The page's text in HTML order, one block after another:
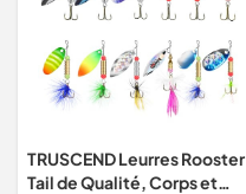
TRUSCEND Leurres Rooster
Tail de Qualité, Corps et